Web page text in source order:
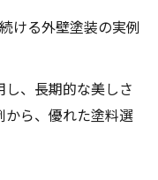
ける外壁塗装の実例
、長期的な美しさ
から、優れた塗料選